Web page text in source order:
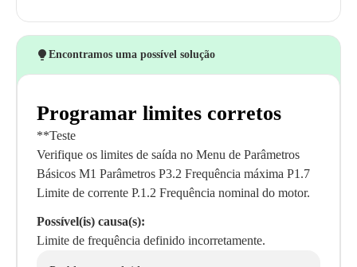
Encontramos uma possível solução
Programar limites corretos
**Teste
Verifique os limites de saída no Menu de Parâmetros
Básicos M1 Parâmetros P3.2 Frequência máxima P1.7
Limite de corrente P.1.2 Frequência nominal do motor.
Possível(is) causa(s):
Limite de frequência definido incorretamente.